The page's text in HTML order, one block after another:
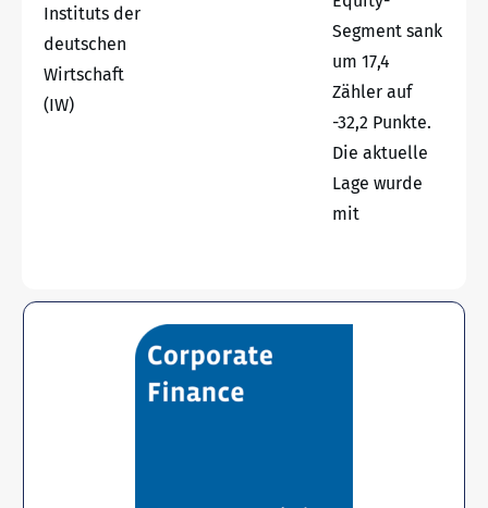
Instituts der
deutschen
Wirtschaft
(IW)
Segment sank
um 17,4
Zähler auf
-32,2 Punkte.
Die aktuelle
Lage wurde
mit